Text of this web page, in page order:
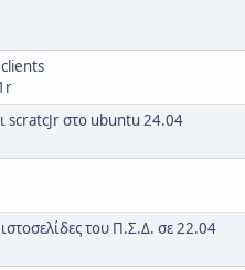
scratcJr στο ubuntu 24.04
του Π.Σ.Δ. σε 22.04